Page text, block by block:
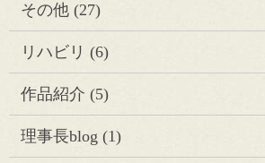
その他(27)
リハビリ (6)
作品紹介 (5)
理事長blog (1)